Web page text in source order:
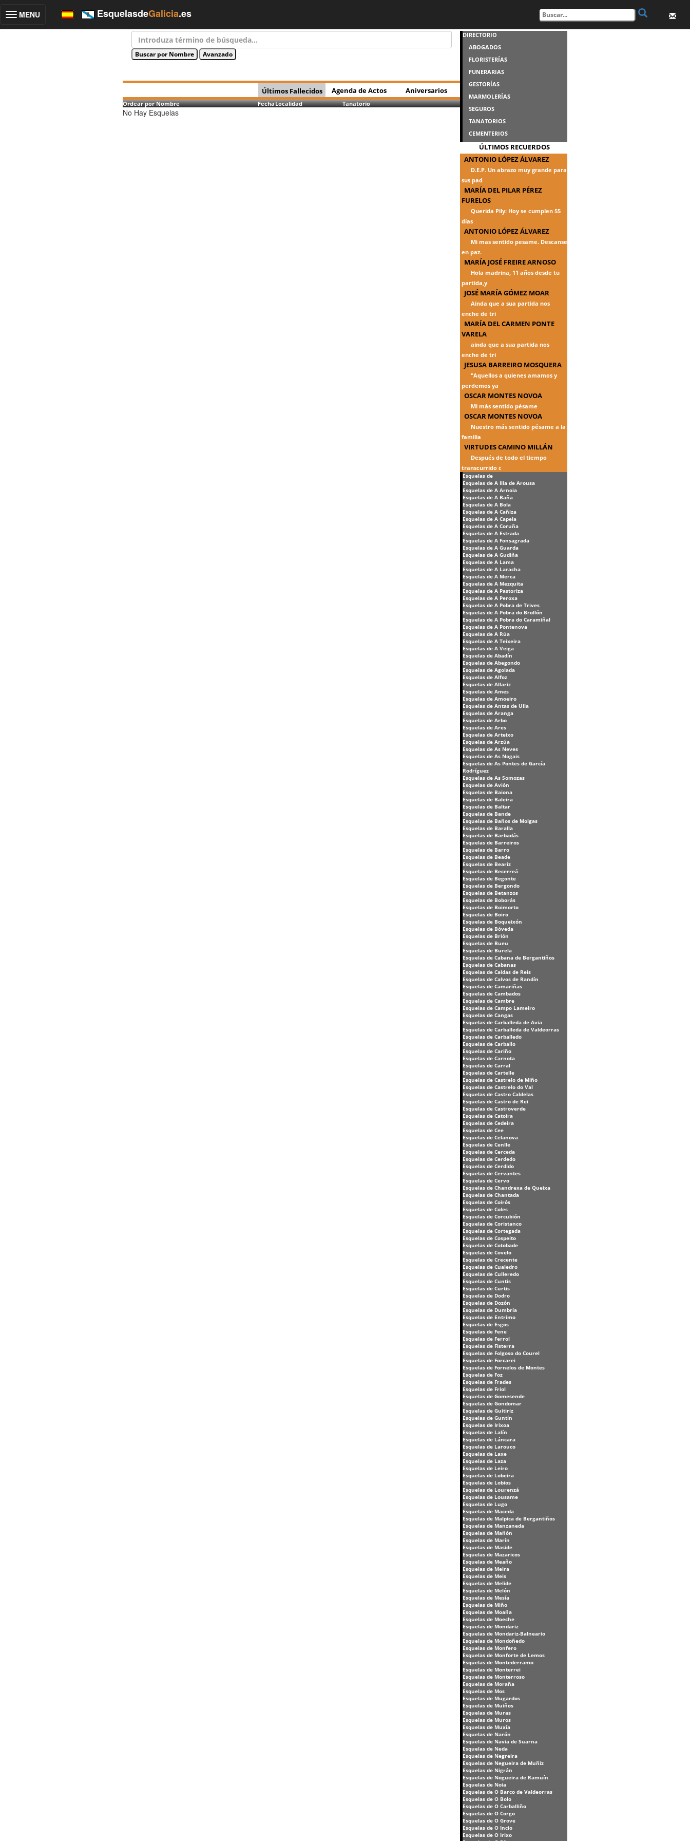
Toggle
MENU EsquelasdeGalicia.es
Últimos Fallecidos Agenda de Actos Aniversarios
Ordear por Nombre FechaLocalidad Tanatorio
No Hay Esquelas
DIRECTORIO
ABOGADOS
FLORISTERÍAS
FUNERARIAS
GESTORÍAS
MARMOLERÍAS
SEGUROS
TANATORIOS
CEMENTERIOS
ÚLTIMOS RECUERDOS
ANTONIO LÓPEZ ÁLVAREZ
D.E.P. Un abrazo muy grande para
sus pad
MARÍA DEL PILAR PÉREZ
FURELOS
Querida Pily: Hoy se cumplen 55
días
ANTONIO LÓPEZ ÁLVAREZ
Mi mas sentido pesame. Descanse
en paz.
MARÍA JOSÉ FREIRE ARNOSO
Hola madrina, 11 años desde tu
partida,y
JOSÉ MARÍA GÓMEZ MOAR
Ainda que a sua partida nos
enche de tri
MARÍA DEL CARMEN PONTE
VARELA
ainda que a sua partida nos
enche de tri
JESUSA BARREIRO MOSQUERA
"Aquellos a quienes amamos y
perdemos ya
OSCAR MONTES NOVOA
Mi más sentido pésame
OSCAR MONTES NOVOA
Nuestro más sentido pésame a la
familia
VIRTUDES CAMINO MILLÁN
Después de todo el tiempo
transcurrido c
Esquelas de
Esquelas de A Illa de Arousa
Esquelas de A Arnoia
Esquelas de A Baña
Esquelas de A Bola
Esquelas de A Cañiza
Esquelas de A Capela
Esquelas de A Coruña
Esquelas de A Estrada
Esquelas de A Fonsagrada
Esquelas de A Guarda
Esquelas de A Gudiña
Esquelas de A Lama
Esquelas de A Laracha
Esquelas de A Merca
Esquelas de A Mezquita
Esquelas de A Pastoriza
Esquelas de A Peroxa
Esquelas de A Pobra de Trives
Esquelas de A Pobra do Brollón
Esquelas de A Pobra do Caramiñal
Esquelas de A Pontenova
Esquelas de A Rúa
Esquelas de A Teixeira
Esquelas de A Veiga
Esquelas de Abadín
Esquelas de Abegondo
Esquelas de Agolada
Esquelas de Alfoz
Esquelas de Allariz
Esquelas de Ames
Esquelas de Amoeiro
Esquelas de Antas de Ulla
Esquelas de Aranga
Esquelas de Arbo
Esquelas de Ares
Esquelas de Arteixo
Esquelas de Arzúa
Esquelas de As Neves
Esquelas de As Nogais
Esquelas de As Pontes de García
Rodríguez
Esquelas de As Somozas
Esquelas de Avión
Esquelas de Baiona
Esquelas de Baleira
Esquelas de Baltar
Esquelas de Bande
Esquelas de Baños de Molgas
Esquelas de Baralla
Esquelas de Barbadás
Esquelas de Barreiros
Esquelas de Barro
Esquelas de Beade
Esquelas de Beariz
Esquelas de Becerreá
Esquelas de Begonte
Esquelas de Bergondo
Esquelas de Betanzos
Esquelas de Boborás
Esquelas de Boimorto
Esquelas de Boiro
Esquelas de Boqueixón
Esquelas de Bóveda
Esquelas de Brión
Esquelas de Bueu
Esquelas de Burela
Esquelas de Cabana de Bergantiños
Esquelas de Cabanas
Esquelas de Caldas de Reis
Esquelas de Calvos de Randín
Esquelas de Camariñas
Esquelas de Cambados
Esquelas de Cambre
Esquelas de Campo Lameiro
Esquelas de Cangas
Esquelas de Carballeda de Avia
Esquelas de Carballeda de Valdeorras
Esquelas de Carballedo
Esquelas de Carballo
Esquelas de Cariño
Esquelas de Carnota
Esquelas de Carral
Esquelas de Cartelle
Esquelas de Castrelo de Miño
Esquelas de Castrelo do Val
Esquelas de Castro Caldelas
Esquelas de Castro de Rei
Esquelas de Castroverde
Esquelas de Catoira
Esquelas de Cedeira
Esquelas de Cee
Esquelas de Celanova
Esquelas de Cenlle
Esquelas de Cerceda
Esquelas de Cerdedo
Esquelas de Cerdido
Esquelas de Cervantes
Esquelas de Cervo
Esquelas de Chandrexa de Queixa
Esquelas de Chantada
Esquelas de Coirós
Esquelas de Coles
Esquelas de Corcubión
Esquelas de Coristanco
Esquelas de Cortegada
Esquelas de Cospeito
Esquelas de Cotobade
Esquelas de Covelo
Esquelas de Crecente
Esquelas de Cualedro
Esquelas de Culleredo
Esquelas de Cuntis
Esquelas de Curtis
Esquelas de Dodro
Esquelas de Dozón
Esquelas de Dumbría
Esquelas de Entrimo
Esquelas de Esgos
Esquelas de Fene
Esquelas de Ferrol
Esquelas de Fisterra
Esquelas de Folgoso do Courel
Esquelas de Forcarei
Esquelas de Fornelos de Montes
Esquelas de Foz
Esquelas de Frades
Esquelas de Friol
Esquelas de Gomesende
Esquelas de Gondomar
Esquelas de Guitiriz
Esquelas de Guntín
Esquelas de Irixoa
Esquelas de Lalín
Esquelas de Láncara
Esquelas de Larouco
Esquelas de Laxe
Esquelas de Laza
Esquelas de Leiro
Esquelas de Lobeira
Esquelas de Lobios
Esquelas de Lourenzá
Esquelas de Lousame
Esquelas de Lugo
Esquelas de Maceda
Esquelas de Malpica de Bergantiños
Esquelas de Manzaneda
Esquelas de Mañón
Esquelas de Marín
Esquelas de Maside
Esquelas de Mazaricos
Esquelas de Meaño
Esquelas de Meira
Esquelas de Meis
Esquelas de Melide
Esquelas de Melón
Esquelas de Mesía
Esquelas de Miño
Esquelas de Moaña
Esquelas de Moeche
Esquelas de Mondariz
Esquelas de Mondariz-Balneario
Esquelas de Mondoñedo
Esquelas de Monfero
Esquelas de Monforte de Lemos
Esquelas de Montederramo
Esquelas de Monterrei
Esquelas de Monterroso
Esquelas de Moraña
Esquelas de Mos
Esquelas de Mugardos
Esquelas de Muiños
Esquelas de Muras
Esquelas de Muros
Esquelas de Muxía
Esquelas de Narón
Esquelas de Navia de Suarna
Esquelas de Neda
Esquelas de Negreira
Esquelas de Negueira de Muñiz
Esquelas de Nigrán
Esquelas de Nogueira de Ramuín
Esquelas de Noia
Esquelas de O Barco de Valdeorras
Esquelas de O Bolo
Esquelas de O Carballiño
Esquelas de O Corgo
Esquelas de O Grove
Esquelas de O Incio
Esquelas de O Irixo